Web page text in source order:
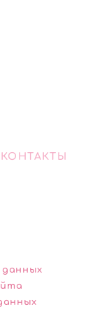
КОНТАКТЫ
данных